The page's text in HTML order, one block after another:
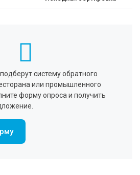
систему обратного
или промышленного
форму опроса и получить